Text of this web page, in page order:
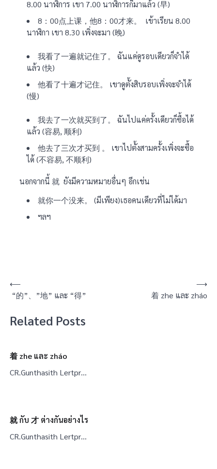
8.00 นาฬิการ เขา 7.00 นาฬิการก็มาแล้ว (早)
8：00点上课，他8：00才来。 เข้าเรียน 8.00
นาฬิกา เขา 8.30 เพิ่งจะมา (晚)
我看了一遍就记住了。 ฉันแค่ดูรอบเดียวก็จำได้
แล้ว (快)
他看了十遍才记住。 เขาดูตั้งสิบรอบเพิ่งจะจำได้
(慢)
我去了一次就买到了。 ฉันไปแค่ครั้งเดียวก็ซื้อได้
แล้ว (容易, 顺利)
他去了三次才买到 。 เขาไปตั้งสามครั้งเพิ่งจะซื้อ
ได้ (不容易, 不顺利)
นอกจากนี้ 就 ยังมีความหมายอื่นๆ อีกเช่น
就你一个没来。 (มีเพียง)เธอคนเดียวที่ไม่ได้มา
ฯลฯ
⟵
“的”、”地” และ “得”
着 zhe และ zháo
⟶
Related Posts
着 zhe และ zháo
CR.Gunthasith Lertpr…
就 กับ 才 ต่างกันอย่างไร
CR.Gunthasith Lertpr…